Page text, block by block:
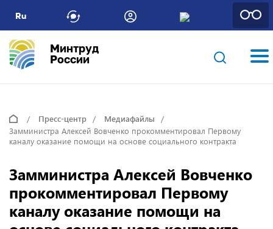
Ru
Минтруд
России
Пресс-центр
Медиафайлы
Замминистра Алексей Вовченко прокомментировал Первому
каналу оказание помощи на основе социального контракта
Замминистра Алексей Вовченко
прокомментировал Первому
каналу оказание помощи на